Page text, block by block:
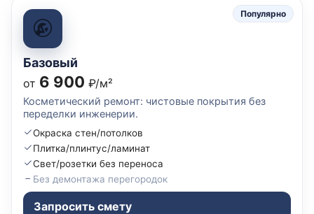
Популярно
Базовый
от 6 900 ₽/м²
Косметический ремонт: чистовые покрытия без
переделки инженерии.
Окраска стен/потолков
Плитка/плинтус/ламинат
Свет/розетки без переноса
Без демонтажа перегородок
Запросить смету